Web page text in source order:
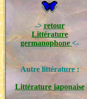
-> retour
Littérature
germanophone <-
Autre littérature :
Littérature japonaise